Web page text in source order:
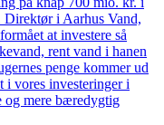
Direktør i Aarhus Vand,
at investere så
rent vand i hanen
penge kommer ud
i vores investeringer i
og mere bæredygtig